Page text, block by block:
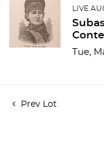
LIVE
Tue,
Prev Lot